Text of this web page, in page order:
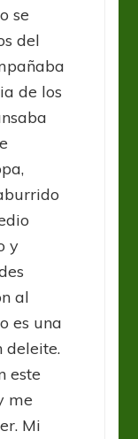
se
del
de los
y
al
es una
deleite.
este
me
Mi